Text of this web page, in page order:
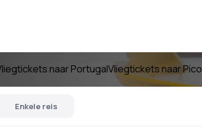
naar PortugalVliegtickets naar Pico
Enkele reis